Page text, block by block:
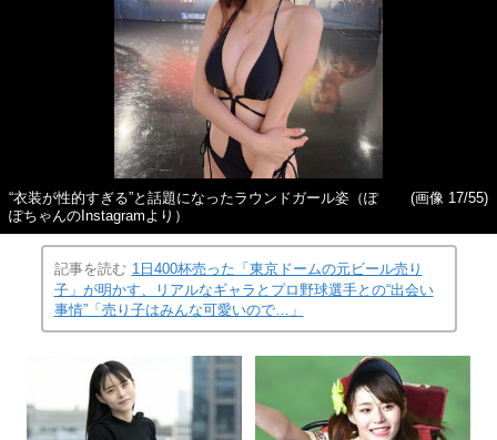
“衣装が性的すぎる”と話題になったラウンドガール姿（ぽ
ぽちゃんのInstagramより）
(画像 17/55)
記事を読む 1日400杯売った「東京ドームの元ビール売り
子」が明かす、リアルなギャラとプロ野球選手との“出会い
事情”「売り子はみんな可愛いので…」